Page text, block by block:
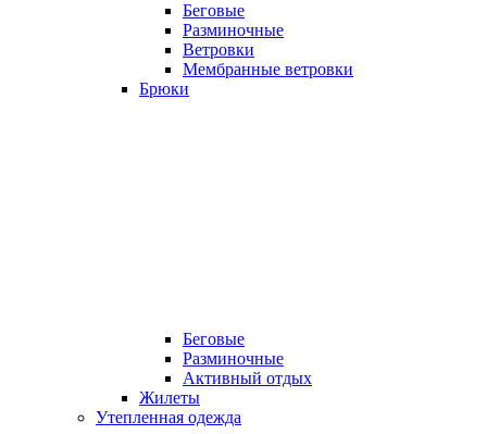
Беговые
Разминочные
Ветровки
Мембранные ветровки
Брюки
Беговые
Разминочные
Активный отдых
Жилеты
Утепленная одежда